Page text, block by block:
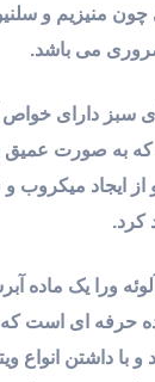
منیزیم و
می باشد.
سبز دارای خواص
به صورت عمیق
از ایجاد میکروب
کرد.
ورا یک ماده
حرفه ای است
و با داشتن انواع